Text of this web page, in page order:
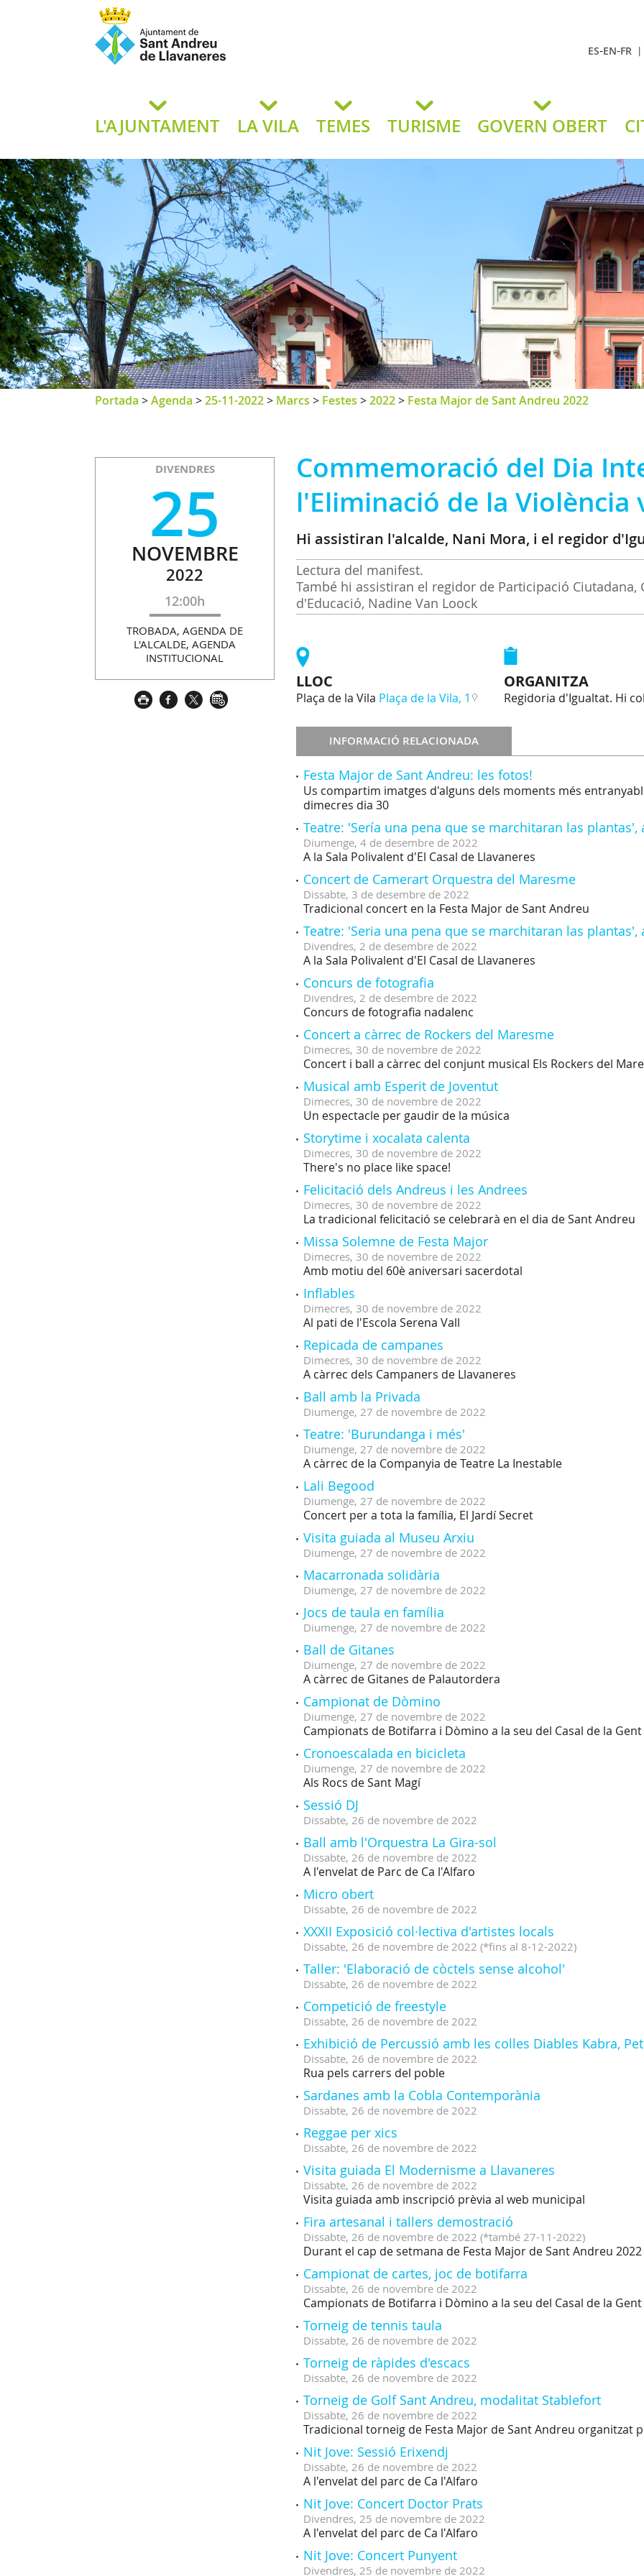
de Llavaneres
ES-EN-FR
L'AJUNTAMENT LA VILA TEMES TURISME GOVERN OBERT
Portada >Agenda >25-11-2022> Marcs > Festes >2022> Festa Major de Sant Andreu 2022
DIVENDRES
25
NOVEMBRE
2022
12:00h
TROBADA, AGENDA DE
L'ALCALDE, AGENDA
INSTITUCIONAL
Commemoració del Dia
l'Eliminació de la Violència
Hi assistiran l'alcalde, Nani Mora, i el regidor
Lectura del manifest.
També hi assistiran el regidor de Participació
d'Educació, Nadine Van Loock
LLOC
Plaça de la Vila Plaça de la Vila, 1
ORGANITZA
Regidoria d'Igualtat. Hi
INFORMACIÓ RELACIONADA
Festa Major de Sant Andreu: les fotos!
Us compartim imatges d'alguns dels moments més
dimecres dia 30
Teatre: 'Sería una pena que se marchitaran las plantas',
Diumenge, 4 de desembre de 2022
A la Sala Polivalent d'El Casal de Llavaneres
Concert de Camerart Orquestra del Maresme
Dissabte, 3 de desembre de 2022
Tradicional concert en la Festa Major de Sant Andreu
Teatre: 'Seria una pena que se marchitaran las plantas',
Divendres, 2 de desembre de 2022
A la Sala Polivalent d'El Casal de Llavaneres
Concurs de fotografia
Divendres, 2 de desembre de 2022
Concurs de fotografia nadalenc
Concert a càrrec de Rockers del Maresme
Dimecres, 30 de novembre de 2022
Concert i ball a càrrec del conjunt musical Els Rockers del
Musical amb Esperit de Joventut
Dimecres, 30 de novembre de 2022
Un espectacle per gaudir de la música
Storytime i xocalata calenta
Dimecres, 30 de novembre de 2022
There's no place like space!
Felicitació dels Andreus i les Andrees
Dimecres, 30 de novembre de 2022
La tradicional felicitació se celebrarà en el dia de Sant Andreu
Missa Solemne de Festa Major
Dimecres, 30 de novembre de 2022
Amb motiu del 60è aniversari sacerdotal
Inflables
Dimecres, 30 de novembre de 2022
Al pati de l'Escola Serena Vall
Repicada de campanes
Dimecres, 30 de novembre de 2022
A càrrec dels Campaners de Llavaneres
Ball amb la Privada
Diumenge, 27 de novembre de 2022
Teatre: 'Burundanga i més'
Diumenge, 27 de novembre de 2022
A càrrec de la Companyia de Teatre La Inestable
Lali Begood
Diumenge, 27 de novembre de 2022
Concert per a tota la família, El Jardí Secret
Visita guiada al Museu Arxiu
Diumenge, 27 de novembre de 2022
Macarronada solidària
Diumenge, 27 de novembre de 2022
Jocs de taula en família
Diumenge, 27 de novembre de 2022
Ball de Gitanes
Diumenge, 27 de novembre de 2022
A càrrec de Gitanes de Palautordera
Campionat de Dòmino
Diumenge, 27 de novembre de 2022
Campionats de Botifarra i Dòmino a la seu del Casal de la
Cronoescalada en bicicleta
Diumenge, 27 de novembre de 2022
Als Rocs de Sant Magí
Sessió DJ
Dissabte, 26 de novembre de 2022
Ball amb l'Orquestra La Gira-sol
Dissabte, 26 de novembre de 2022
A l'envelat de Parc de Ca l'Alfaro
Micro obert
Dissabte, 26 de novembre de 2022
XXXII Exposició col·lectiva d'artistes locals
Dissabte, 26 de novembre de 2022 (*fins al 8-12-2022)
Taller: 'Elaboració de còctels sense alcohol'
Dissabte, 26 de novembre de 2022
Competició de freestyle
Dissabte, 26 de novembre de 2022
Exhibició de Percussió amb les colles Diables Kabra,
Dissabte, 26 de novembre de 2022
Rua pels carrers del poble
Sardanes amb la Cobla Contemporània
Dissabte, 26 de novembre de 2022
Reggae per xics
Dissabte, 26 de novembre de 2022
Visita guiada El Modernisme a Llavaneres
Dissabte, 26 de novembre de 2022
Visita guiada amb inscripció prèvia al web municipal
Fira artesanal i tallers demostració
Dissabte, 26 de novembre de 2022 (*també 27-11-2022)
Durant el cap de setmana de Festa Major de Sant Andreu 2022
Campionat de cartes, joc de botifarra
Dissabte, 26 de novembre de 2022
Campionats de Botifarra i Dòmino a la seu del Casal de la
Torneig de tennis taula
Dissabte, 26 de novembre de 2022
Torneig de ràpides d'escacs
Dissabte, 26 de novembre de 2022
Torneig de Golf Sant Andreu, modalitat Stablefort
Dissabte, 26 de novembre de 2022
Tradicional torneig de Festa Major de Sant Andreu organitzat
Nit Jove: Sessió Erixendj
Dissabte, 26 de novembre de 2022
A l'envelat del parc de Ca l'Alfaro
Nit Jove: Concert Doctor Prats
Divendres, 25 de novembre de 2022
A l'envelat del parc de Ca l'Alfaro
Nit Jove: Concert Punyent
Divendres, 25 de novembre de 2022